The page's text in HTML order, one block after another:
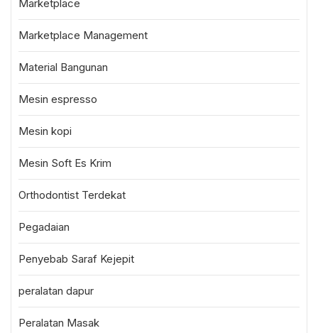
Marketplace
Marketplace Management
Material Bangunan
Mesin espresso
Mesin kopi
Mesin Soft Es Krim
Orthodontist Terdekat
Pegadaian
Penyebab Saraf Kejepit
peralatan dapur
Peralatan Masak